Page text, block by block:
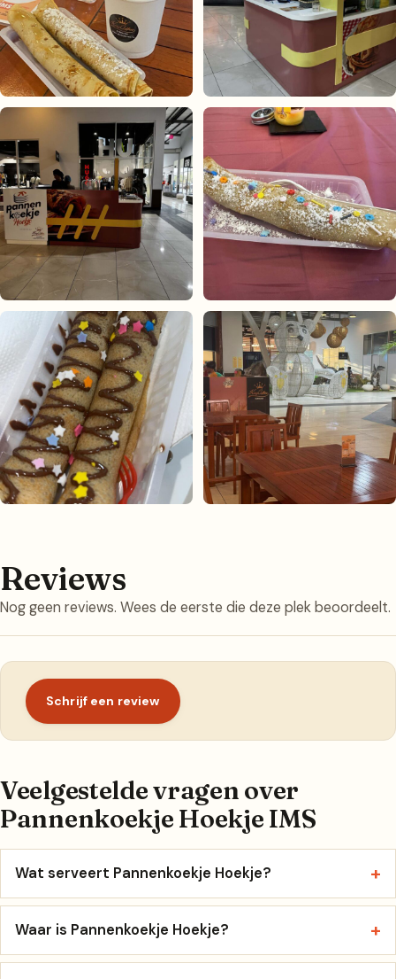
Reviews
Nog geen reviews. Wees de eerste die deze plek beoordeelt.
Schrijf een review
Veelgestelde vragen over
Pannenkoekje Hoekje IMS
Wat serveert Pannenkoekje Hoekje?
Waar is Pannenkoekje Hoekje?